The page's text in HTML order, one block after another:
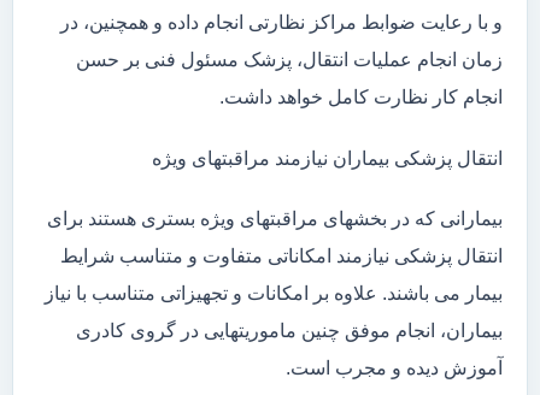
و با رعایت ضوابط مراکز نظارتی انجام داده و همچنین، در
زمان انجام عملیات انتقال، پزشک مسئول فنی بر حسن
انجام کار نظارت کامل خواهد داشت.
انتقال پزشکی بیماران نیازمند مراقبتهای ویژه
بیمارانی که در بخشهای مراقبتهای ویژه بستری هستند برای
انتقال پزشکی نیازمند امکاناتی متفاوت و متناسب شرایط
بیمار می باشند. علاوه بر امکانات و تجهیزاتی متناسب با نیاز
بیماران، انجام موفق چنین ماموریتهایی در گروی کادری
آموزش دیده و مجرب است.